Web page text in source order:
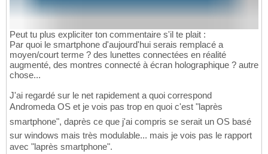
Peut tu plus expliciter ton commentaire s'il te plait :
Par quoi le smartphone d'aujourd'hui serais remplacé a
moyen/court terme ? des lunettes connectées en réalité
augmenté, des montres connecté à écran holographique ? autre
chose...
J'ai regardé sur le net rapidement a quoi correspond
Andromeda OS et je vois pas trop en quoi c'est "laprès
smartphone", daprès ce que j'ai compris se serait un OS basé
sur windows mais très modulable... mais je vois pas le rapport
avec "laprès smartphone".